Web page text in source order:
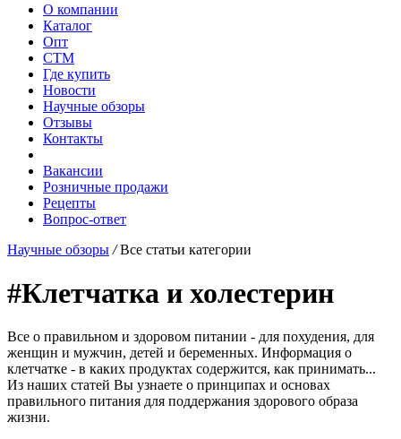
О компании
Каталог
Опт
СТМ
Где купить
Новости
Научные обзоры
Отзывы
Контакты
Вакансии
Розничные продажи
Рецепты
Вопрос-ответ
Научные обзоры / Все статьи категории
#Клетчатка и холестерин
Все о правильном и здоровом питании - для похудения, для
женщин и мужчин, детей и беременных. Информация о
клетчатке - в каких продуктах содержится, как принимать...
Из наших статей Вы узнаете о принципах и основах
правильного питания для поддержания здорового образа
жизни.